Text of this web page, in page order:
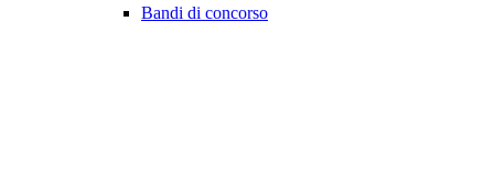
Bandi di concorso